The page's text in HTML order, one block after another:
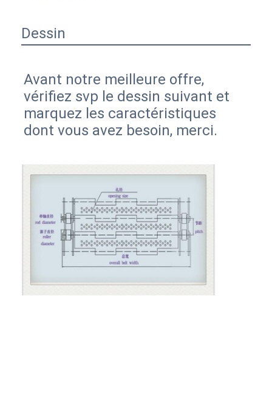
Dessin
Avant notre meilleure offre,
vérifiez svp le dessin suivant et
marquez les caractéristiques
dont vous avez besoin, merci.